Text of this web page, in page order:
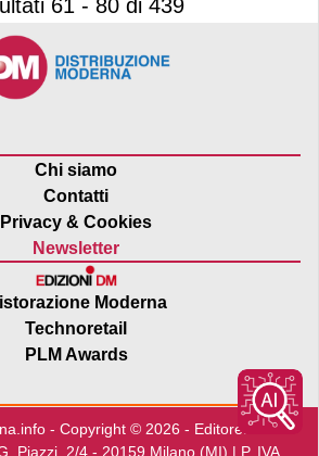
61 - 80 di 439
Chi siamo
Contatti
Privacy & Cookies
Newsletter
Moderna
Technoretail
PLM Awards
- Copyright © 2026 - Editore:Edra
Piazzi, 2/4 - 20159 Milano (MI) | P. IVA